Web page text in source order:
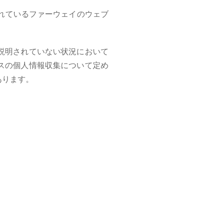
ているファーウェイのウェブ
明されていない状況において
の個人情報収集について定め
ます。